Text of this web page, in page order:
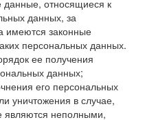
данные, относящиеся к
данных, за
имеются законные
персональных данных.
ее получения
данных;
его персональных
уничтожения в случае,
являются неполными,